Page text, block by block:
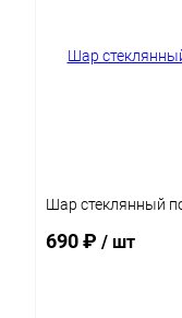
Шар стеклянный
690 ₽ / шт